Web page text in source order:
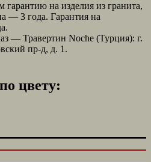
на изделия из гранита,
— 3 года. Гарантия на
— Травертин Noche (Турция): г.
пр-д, д. 1.
цвету: